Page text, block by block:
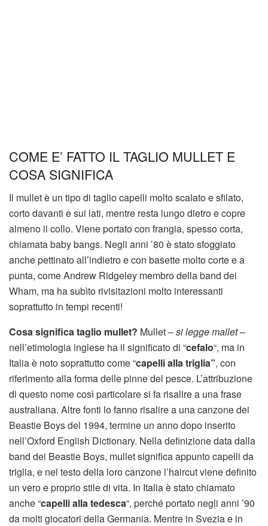
COME E’ FATTO IL TAGLIO MULLET E
COSA SIGNIFICA
Il mullet è un tipo di taglio capelli molto scalato e sfilato,
corto davanti e sui lati, mentre resta lungo dietro e copre
almeno il collo. Viene portato con frangia, spesso corta,
chiamata baby bangs. Negli anni ’80 è stato sfoggiato
anche pettinato all’indietro e con basette molto corte e a
punta, come Andrew Ridgeley membro della band dei
Wham, ma ha subìto rivisitazioni molto interessanti
soprattutto in tempi recenti!
Cosa significa taglio mullet? Mullet –si legge mallet–
nell’etimologia inglese ha il significato di “cefalo“, ma in
Italia è noto soprattutto come “capelli alla triglia”, con
riferimento alla forma delle pinne del pesce. L’attribuzione
di questo nome così particolare si fa risalire a una frase
australiana. Altre fonti lo fanno risalire a una canzone dei
Beastie Boys del 1994, termine un anno dopo inserito
nell’Oxford English Dictionary. Nella definizione data dalla
band dei Beastie Boys, mullet significa appunto capelli da
triglia, e nel testo della loro canzone l’haircut viene definito
un vero e proprio stile di vita. In Italia è stato chiamato
anche “capelli alla tedesca“, perché portato negli anni ’90
da molti giocatori della Germania. Mentre in Svezia e in